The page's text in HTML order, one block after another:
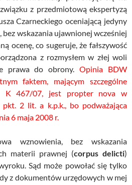
z przedmiotową ekspertyzą
Czarneckiego oceniającą jedyny
bez wskazania ujawnionej wcześniej
ocenę, co sugeruje, że fałszywość
z rozmysłem w złej woli
prawa do obrony.Opinia BDW
faktem, mającym szczególne
K 467/07, jest propter nova w
2 lit. a k.p.k., bo podważająca
6 maja 2008 r.
wznowienia, bez wskazania
materii prawnej (corpus delicti)
Sąd może powołać się tylko
z dokumentów urzędowych w mej